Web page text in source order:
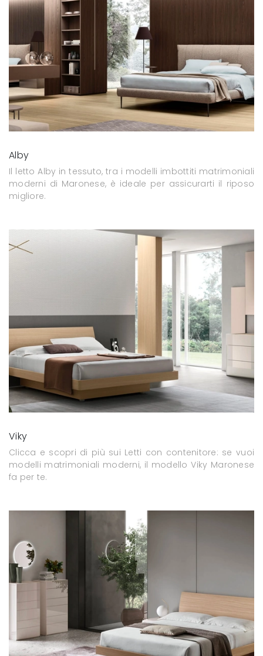
Alby
Il letto Alby in tessuto, tra i modelli imbottiti matrimoniali
moderni di Maronese, è ideale per assicurarti il riposo
migliore.
Viky
Clicca e scopri di più sui Letti con contenitore: se vuoi
modelli matrimoniali moderni, il modello Viky Maronese
fa per te.